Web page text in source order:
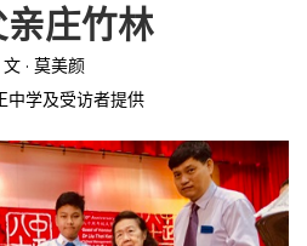
庄竹林
文 · 莫美颜
中学及受访者提供